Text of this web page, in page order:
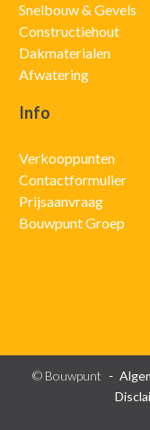
Snelbouw & Gevels
Constructiehout
Dakmaterialen
Afwatering
Info
Verkooppunten
Contactformulier
Prijsaanvraag
Bouwpunt Groep
© Bouwpunt